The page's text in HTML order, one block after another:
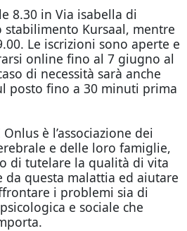
8.30 in Via isabella di
Kursaal, mentre
Le iscrizioni sono aperte e
online fino al 7 giugno al
di necessità sarà anche
posto fino a 30 minuti prima
Onlus è l’associazione dei
e delle loro famiglie,
di tutelare la qualità di vita
da questa malattia ed aiutare
i problemi sia di
e sociale che